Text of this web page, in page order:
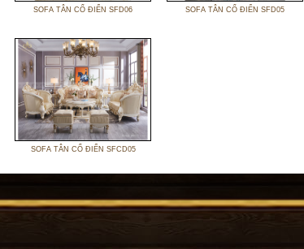
SOFA TÂN CỔ ĐIỂN SFD06 SOFA TÂN CỔ ĐIỂN SFD05
SOFA TÂN CỔ ĐIỂN SFCD05